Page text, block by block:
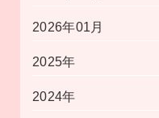
2026年01月
2025年
2024年